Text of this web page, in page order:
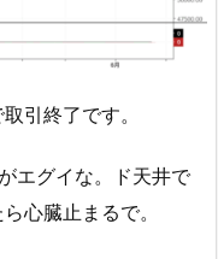
引終了です。
エグイな。ド天井で
心臓止まるで。